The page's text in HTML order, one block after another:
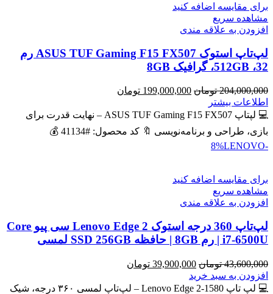
برای مقایسه اضافه کنید
مشاهده سریع
افزودن به علاقه مندی
لپ‌تاپ استوک ASUS TUF Gaming F15 FX507 رم
32، 512GB، گرافیک 8GB
204,000,000 تومان قیمت
204,000,000 تومان
199,000,000 تومان
199,000,000 تومان
است.
اطلاعات بیشتر
💻 لپتاپ ASUS TUF Gaming F15 FX507 – نهایت قدرت برای
بازی، طراحی و برنامه‌نویسی 🔖 کد محصول: #41134 💰
-8%
LENOVO
برای مقایسه اضافه کنید
مشاهده سریع
افزودن به علاقه مندی
لپ‌تاپ 360 درجه استوک Lenovo Edge 2 سی پیو Core
i7-6500U | رم 8GB | حافظه SSD 256GB لمسی
43,600,000 تومان قیمت
اصلی
43,600,000 تومان
39,900,000 تومان
39,900,000 تومان
افزودن به سبد خرید
💻 لپ تاپ Lenovo Edge 2-1580 – لپ‌تاپ لمسی ۳۶۰ درجه، شیک